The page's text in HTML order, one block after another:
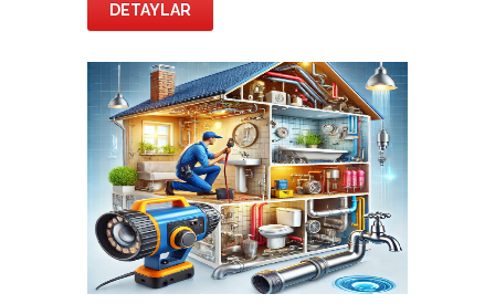
DETAYLAR